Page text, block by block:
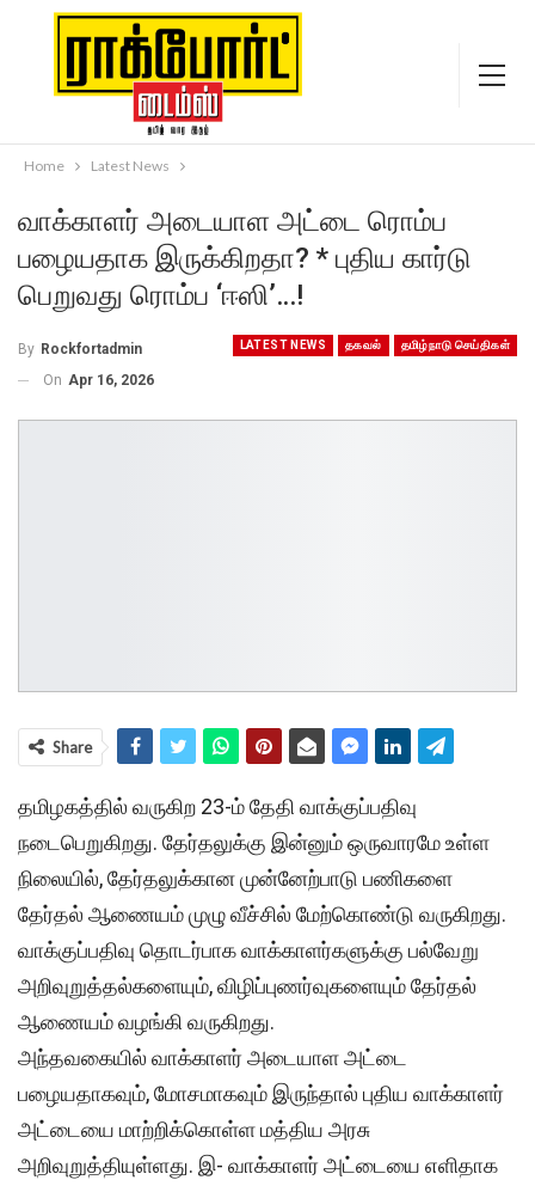
Home Latest News
வாக்காளர் அடையாள அட்டை ரொம்ப
பழையதாக இருக்கிறதா? * புதிய கார்டு
பெறுவது ரொம்ப ‘ஈஸி’…!
LATEST NEWS தகவல் தமிழ்நாடு செய்திகள்
By Rockfortadmin
On Apr 16, 2026
Share
தமிழகத்தில் வருகிற 23-ம் தேதி வாக்குப்பதிவு
நடைபெறுகிறது. தேர்தலுக்கு இன்னும் ஒருவாரமே உள்ள
நிலையில், தேர்தலுக்கான முன்னேற்பாடு பணிகளை
தேர்தல் ஆணையம் முழு வீச்சில் மேற்கொண்டு வருகிறது.
வாக்குப்பதிவு தொடர்பாக வாக்காளர்களுக்கு பல்வேறு
அறிவுறுத்தல்களையும், விழிப்புணர்வுகளையும் தேர்தல்
ஆணையம் வழங்கி வருகிறது.
அந்தவகையில் வாக்காளர் அடையாள அட்டை
பழையதாகவும், மோசமாகவும் இருந்தால் புதிய வாக்காளர்
அட்டையை மாற்றிக்கொள்ள மத்திய அரசு
அறிவுறுத்தியுள்ளது. இ- வாக்காளர் அட்டையை எளிதாக